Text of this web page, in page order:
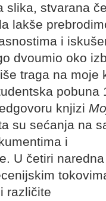
slika, stvarana
lakše
i
dvoumio oko
traga na moje
pobuna
knjizi
su sećanja na
i
U četiri naredna
različite